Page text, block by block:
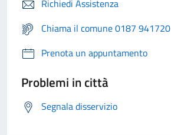
Richiedi Assistenza
Chiama il comune 0187 941720
Prenota un appuntamento
Problemi in città
Segnala disservizio